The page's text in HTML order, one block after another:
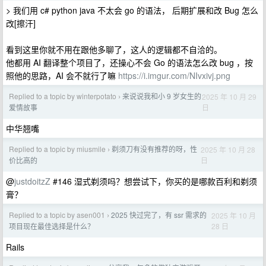
> 我们用 c# python java 不太会 go 的语法， 后期扩展和改 Bug 怎么
改[擦汗]
看到这里你就不用在跟他多聊了，这人的逻辑都不自洽的。
他都用 AI 翻译整个项目了，还操心不会 Go 的语法怎么改 bug ，按
照他的思路，AI 会不就行了嘛 https://i.imgur.com/NIvxivj.png
Replied to a topic by winterpotato › 来说说我和小 9 岁女生的
爱情故事
2025 年 10 月 29
日
中华翘嘴
Replied to a topic by miusmile › 剃须刀有没有推荐的呀，性
价比高的
2025 年 10 月 28
日
@justdoitzZ #146 湿式剃须吗？想尝试下，你买的是哪款百利和剃须
膏？
Replied to a topic by asen001 › 2025 快过完了，有 ssr 需求的
项目现在最佳选择是什么？
2025 年 10 月
28 日
Rails